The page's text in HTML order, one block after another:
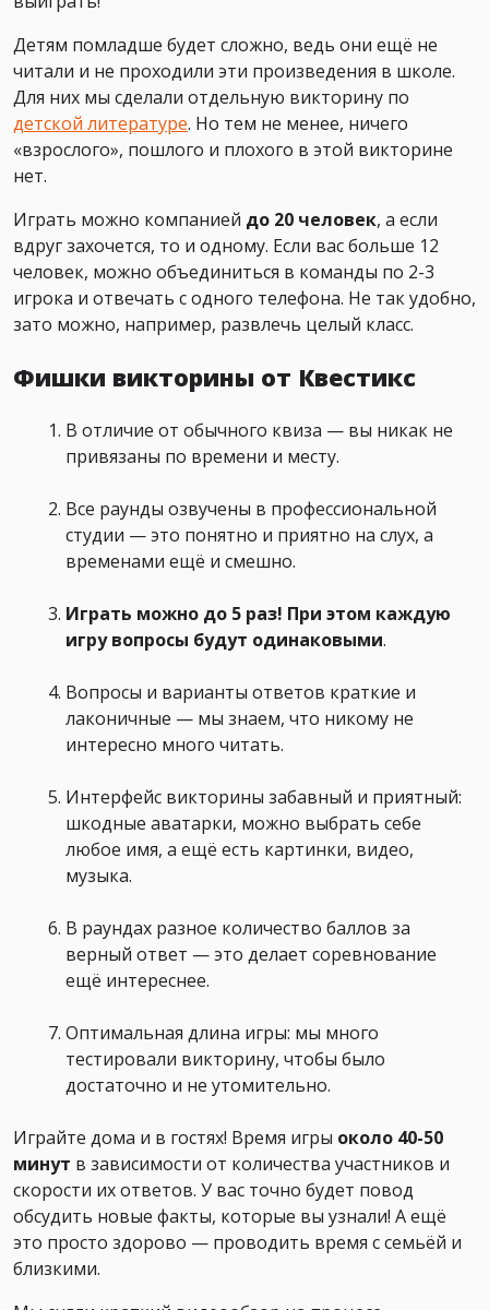
Детям помладше будет сложно, ведь они ещё не
читали и не проходили эти произведения в школе.
Для них мы сделали отдельную викторину по
детской литературе. Но тем не менее, ничего
«взрослого», пошлого и плохого в этой викторине
нет.
Играть можно компанией до 20 человек, а если
вдруг захочется, то и одному. Если вас больше 12
человек, можно объединиться в команды по 2-3
игрока и отвечать с одного телефона. Не так удобно,
зато можно, например, развлечь целый класс.
Фишки викторины от Квестикс
В отличие от обычного квиза — вы никак не
привязаны по времени и месту.
Все раунды озвучены в профессиональной
студии — это понятно и приятно на слух, а
временами ещё и смешно.
Играть можно до 5 раз! При этом каждую
игру вопросы будут одинаковыми.
Вопросы и варианты ответов краткие и
лаконичные — мы знаем, что никому не
интересно много читать.
Интерфейс викторины забавный и приятный:
шкодные аватарки, можно выбрать себе
любое имя, а ещё есть картинки, видео,
музыка.
В раундах разное количество баллов за
верный ответ — это делает соревнование
ещё интереснее.
Оптимальная длина игры: мы много
тестировали викторину, чтобы было
достаточно и не утомительно.
Играйте дома и в гостях! Время игры около 40-50
минут в зависимости от количества участников и
скорости их ответов. У вас точно будет повод
обсудить новые факты, которые вы узнали! А ещё
это просто здорово — проводить время с семьёй и
близкими.